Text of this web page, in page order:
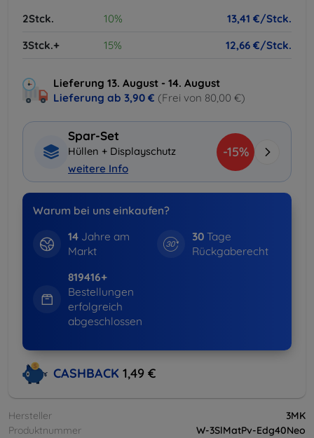
2Stck.
10%
13,41 €/Stck.
3Stck.+
15% 12,66 €/Stck.
Lieferung 13. August - 14. August
Lieferung ab 3,90 € (Frei von 80,00 €)
Spar-Set
Hüllen + Displayschutz
weitere Info
-15%
Warum bei uns einkaufen?
14Jahre am
Markt
30 Tage
Rückgaberecht
819416+
Bestellungen
erfolgreich
abgeschlossen
CASHBACK 1,49 €
Hersteller
3MK
Produktnummer
W-3SlMatPv-Edg40Neo